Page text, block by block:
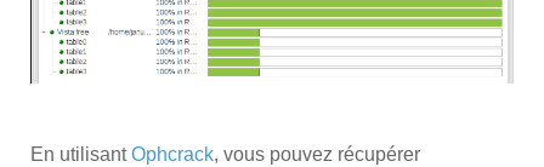
En utilisantOphcrack, vous pouvez récupérer